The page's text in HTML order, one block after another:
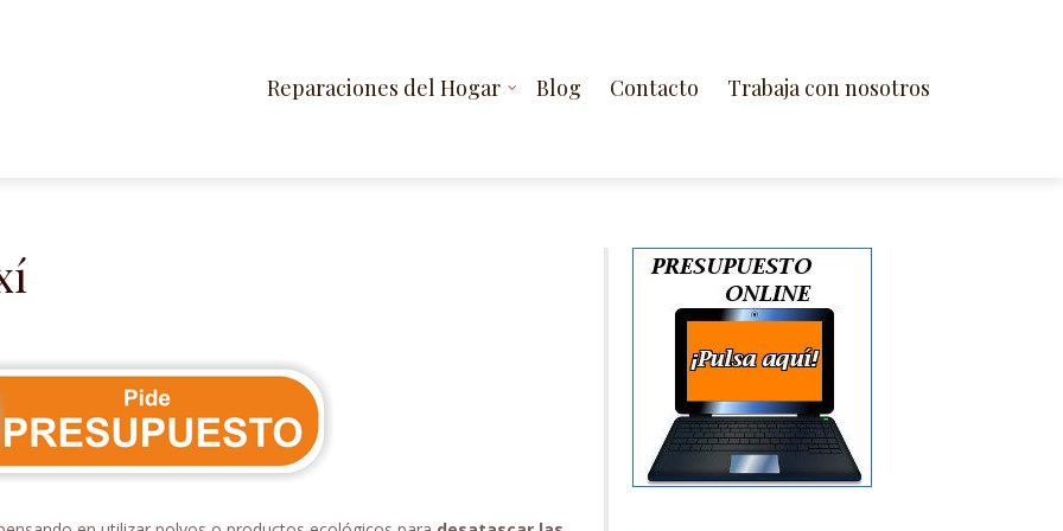
Reparaciones del Hogar Blog Contacto Trabaja con nosotros